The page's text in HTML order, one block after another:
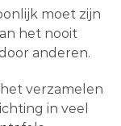
moet zijn
het nooit
anderen.
verzamelen
in veel